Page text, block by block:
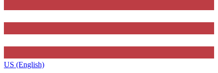
US (English)